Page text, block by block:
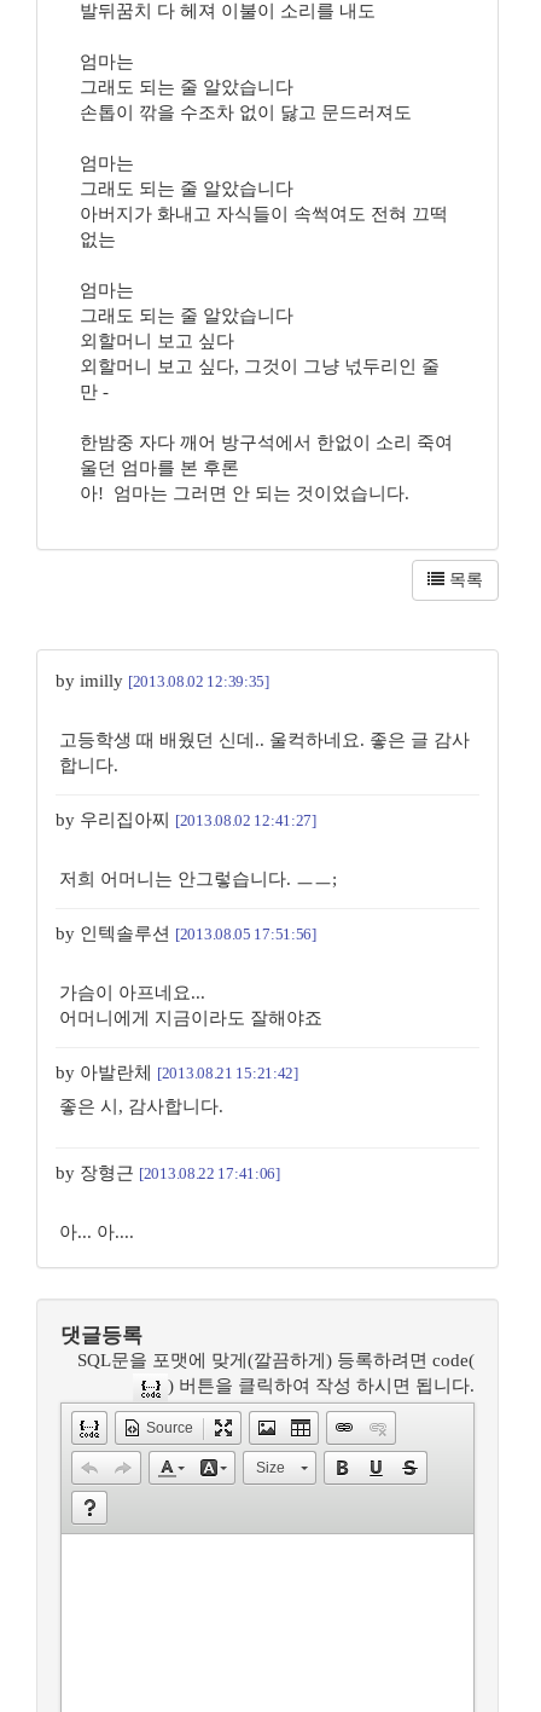
발뒤꿈치 다 헤져 이불이 소리를 내도
엄마는
그래도 되는 줄 알았습니다
손톱이 깎을 수조차 없이 닳고 문드러져도
엄마는
그래도 되는 줄 알았습니다
아버지가 화내고 자식들이 속썩여도 전혀 끄떡
없는
엄마는
그래도 되는 줄 알았습니다
외할머니 보고 싶다
외할머니 보고 싶다, 그것이 그냥 넋두리인 줄
만 -
한밤중 자다 깨어 방구석에서 한없이 소리 죽여
울던 엄마를 본 후론
아! 엄마는 그러면 안 되는 것이었습니다.
목록
by imilly [2013.08.02 12:39:35]
고등학생 때 배웠던 신데.. 울컥하네요. 좋은 글 감사
합니다.
by 우리집아찌 [2013.08.02 12:41:27]
저희 어머니는 안그렇습니다. ㅡㅡ;
by 인텍솔루션 [2013.08.05 17:51:56]
가슴이 아프네요...
어머니에게 지금이라도 잘해야죠
by 아발란체 [2013.08.21 15:21:42]
좋은 시, 감사합니다.
by 장형근 [2013.08.22 17:41:06]
아... 아....
댓글등록
SQL문을 포맷에 맞게(깔끔하게) 등록하려면 code(
) 버튼을 클릭하여 작성 하시면 됩니다.
Source
Size